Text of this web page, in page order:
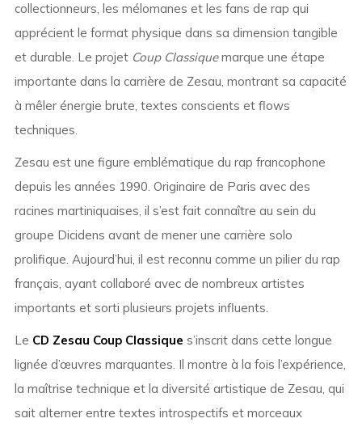
collectionneurs, les mélomanes et les fans de rap qui
apprécient le format physique dans sa dimension tangible
et durable. Le projet Coup Classiquemarque une étape
importante dans la carrière de Zesau, montrant sa capacité
à mêler énergie brute, textes conscients et flows
techniques.
Zesau est une figure emblématique du rap francophone
depuis les années 1990. Originaire de Paris avec des
racines martiniquaises, il s’est fait connaître au sein du
groupe Dicidens avant de mener une carrière solo
prolifique. Aujourd’hui, il est reconnu comme un pilier du rap
français, ayant collaboré avec de nombreux artistes
importants et sorti plusieurs projets influents.
Le CD Zesau Coup Classique s’inscrit dans cette longue
lignée d’œuvres marquantes. Il montre à la fois l’expérience,
la maîtrise technique et la diversité artistique de Zesau, qui
sait alterner entre textes introspectifs et morceaux